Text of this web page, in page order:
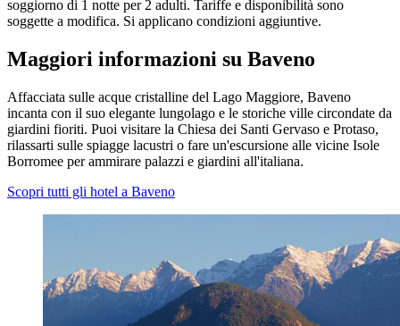
soggiorno di 1 notte per 2 adulti. Tariffe e disponibilità sono
soggette a modifica. Si applicano condizioni aggiuntive.
Maggiori informazioni su Baveno
Affacciata sulle acque cristalline del Lago Maggiore, Baveno
incanta con il suo elegante lungolago e le storiche ville circondate da
giardini fioriti. Puoi visitare la Chiesa dei Santi Gervaso e Protaso,
rilassarti sulle spiagge lacustri o fare un'escursione alle vicine Isole
Borromee per ammirare palazzi e giardini all'italiana.
Scopri tutti gli hotel a Baveno